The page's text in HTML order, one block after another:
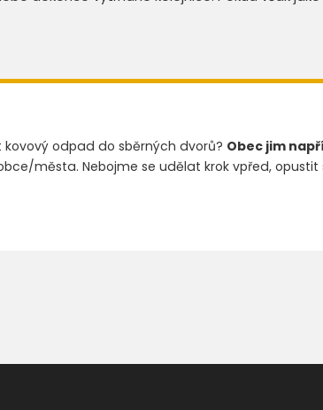
odpad do sběrných dvorů? Obec jim
města. Nebojme se udělat krok vpřed,